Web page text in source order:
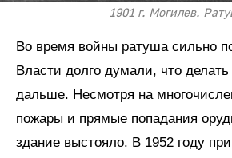
1901 г. Могилев.
Во время войны ратуша сильно
Власти долго думали, что
дальше. Несмотря на
пожары и прямые попадания
здание выстояло. В 1952 году